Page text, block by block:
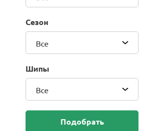
Camso (Solideal)
CEAT
Composit
Continental
Cordiant
CrossWind
Сезон
Все
Шипы
Все
Подобрать